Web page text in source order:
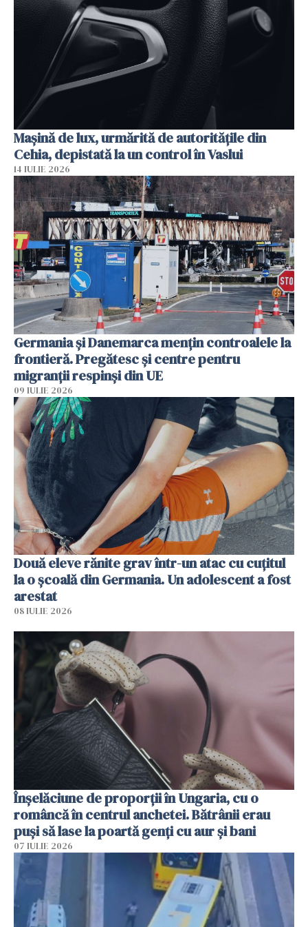
Mașină de lux, urmărită de autoritățile din
Cehia, depistată la un control în Vaslui
14 IULIE 2026
Germania și Danemarca mențin controalele la
frontieră. Pregătesc și centre pentru
migranții respinși din UE
09 IULIE 2026
Două eleve rănite grav într-un atac cu cuțitul
la o școală din Germania. Un adolescent a fost
arestat
08 IULIE 2026
Înșelăciune de proporții în Ungaria, cu o
româncă în centrul anchetei. Bătrânii erau
puși să lase la poartă genți cu aur și bani
07 IULIE 2026